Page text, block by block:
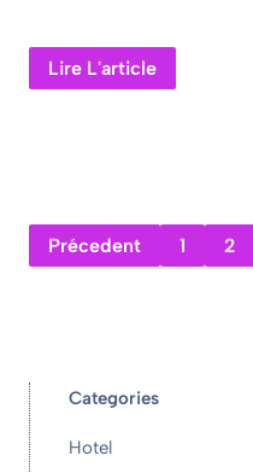
Lire L'article
Précedent 1 2
Categories
Hotel